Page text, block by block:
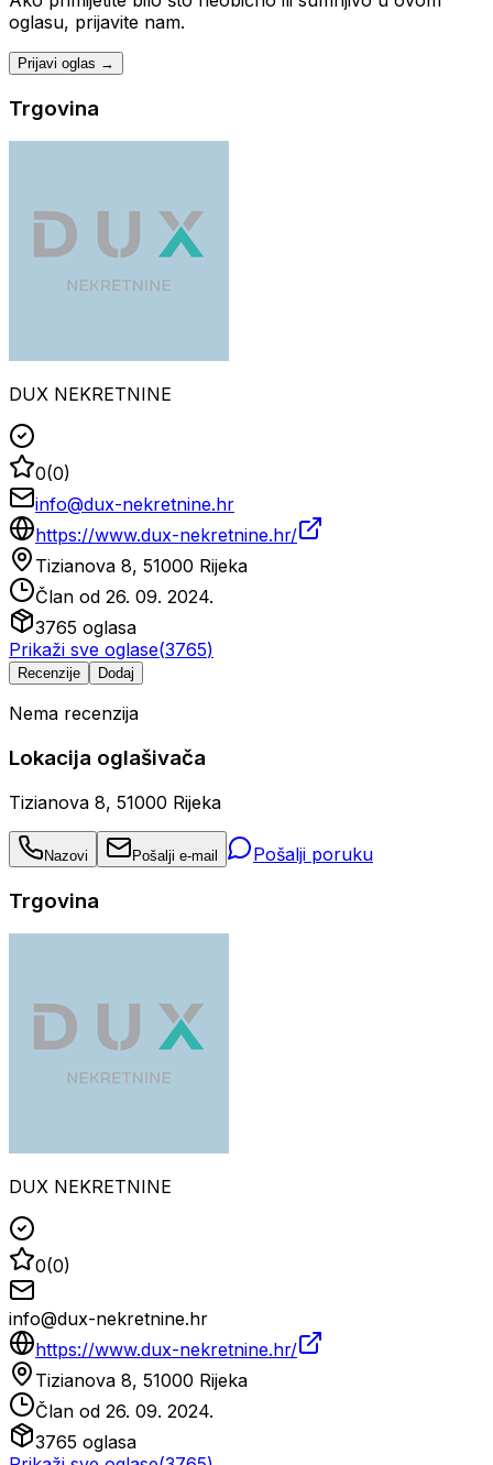
oglasu, prijavite nam.
Prijavi oglas →
Trgovina
DUX NEKRETNINE
0(0)
info@dux-nekretnine.hr
https://www.dux-nekretnine.hr/
Tizianova 8, 51000 Rijeka
Član od 26. 09. 2024.
3765 oglasa
Prikaži sve oglase(3765)
Recenzije Dodaj
Nema recenzija
Lokacija oglašivača
Tizianova 8, 51000 Rijeka
Nazovi Pošalji e-mail Pošalji poruku
Trgovina
DUX NEKRETNINE
0(0)
info@dux-nekretnine.hr
https://www.dux-nekretnine.hr/
Tizianova 8, 51000 Rijeka
Član od 26. 09. 2024.
3765 oglasa